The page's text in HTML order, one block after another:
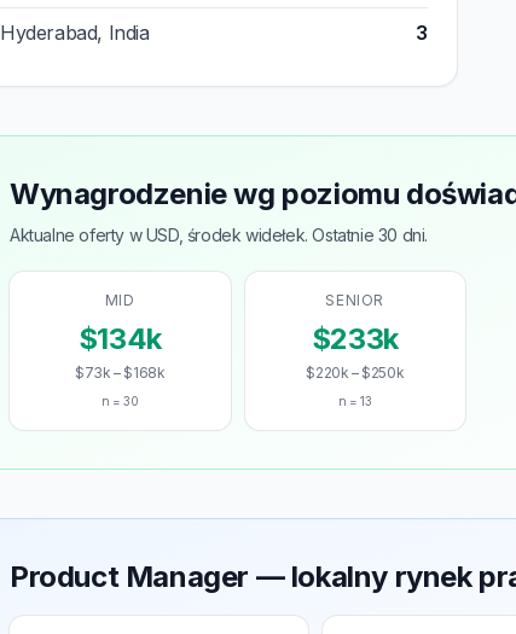
Hyderabad, India 3
Wynagrodzenie wg poziomu
Aktualne oferty w USD, środek widełek. Ostatnie 30 dni.
MID
$134k
$73k – $168k
n = 30
SENIOR
$233k
$220k – $250k
n = 13
Product Manager — lokalny rynek